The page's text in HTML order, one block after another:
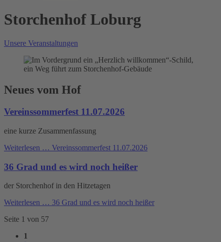
Storchenhof Loburg
Unsere Veranstaltungen
Neues vom Hof
Vereinssommerfest 11.07.2026
eine kurze Zusammenfassung
Weiterlesen … Vereinssommerfest 11.07.2026
36 Grad und es wird noch heißer
der Storchenhof in den Hitzetagen
Weiterlesen … 36 Grad und es wird noch heißer
Seite 1 von 57
1